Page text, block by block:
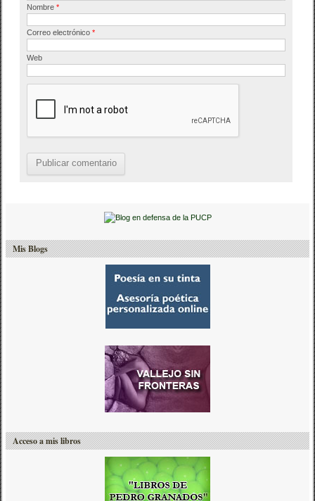
Nombre*
Correo electrónico*
Web
Mis Blogs
Acceso a mis libros